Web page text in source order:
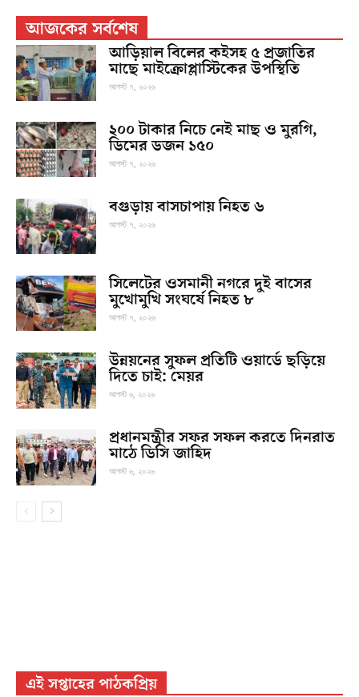
আজকের সর্বশেষ
আড়িয়াল বিলের কইসহ ৫ প্রজাতির
মাছে মাইক্রোপ্লাস্টিকের উপস্থিতি
আগস্ট ৭, ২০২৬
২০০ টাকার নিচে নেই মাছ ও মুরগি,
ডিমের ডজন ১৫০
আগস্ট ৭, ২০২৬
বগুড়ায় বাসচাপায় নিহত ৬
আগস্ট ৭, ২০২৬
সিলেটের ওসমানী নগরে দুই বাসের
মুখোমুখি সংঘর্ষে নিহত ৮
আগস্ট ৭, ২০২৬
উন্নয়নের সুফল প্রতিটি ওয়ার্ডে ছড়িয়ে
দিতে চাই: মেয়র
আগস্ট ৬, ২০২৬
প্রধানমন্ত্রীর সফর সফল করতে দিনরাত
মাঠে ডিসি জাহিদ
আগস্ট ৬, ২০২৬
এই সপ্তাহের পাঠকপ্রিয়